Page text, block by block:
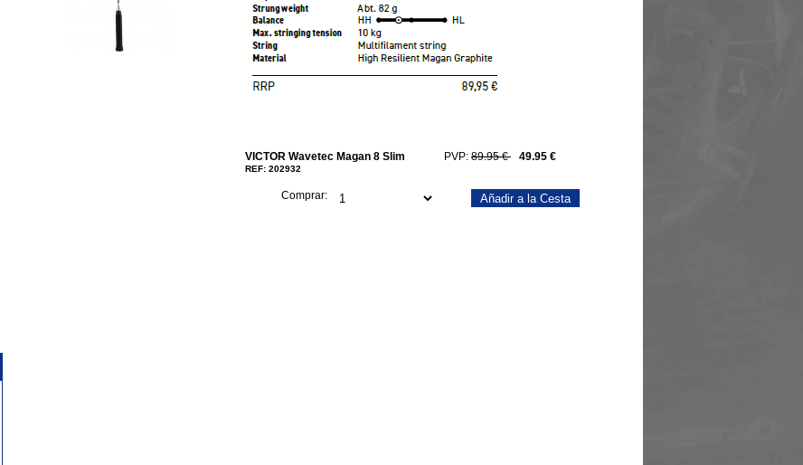
VICTOR Wavetec Magan 8 Slim
REF: 202932
PVP: 89.95 € 49.95 €
Comprar: